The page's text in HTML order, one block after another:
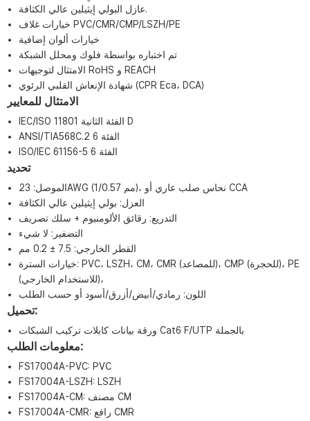
عازل البولي إيثيلين عالي الكثافة.
خيارات غلاف PVC/CMR/CMP/LSZH/PE
خيارات ألوان إضافية
تم اختباره بواسطة فلوك ومحلل الشبكة
الامتثال لتوجيهات RoHS و REACH
شهادة الإنعاش القلبي الرئوي (CPR Eca، DCA)
الامتثال للمعايير
IEC/ISO 11801 الفئة الثانية D
ANSI/TIA568C.2 الفئة 6
ISO/IEC 61156-5 الفئة 6
تحديد
الموصل: 23AWG (1/0.57 مم)، نحاس صلب عاري أو CCA
العزل: بولي إيثيلين عالي الكثافة
التدريع: رقائق الألومنيوم + سلك تصريف
التضفير: لا شيء
القطر الخارجي: 7.5 ± 0.2 مم
خيارات السترة: PVC، LSZH، CM، CMR (للمصاعد)، CMP (للحجرة)، PE
(للاستخدام الخارجي)،
اللون: رمادي/أبيض/أزرق/أسود أو حسب الطلب
تحميل:
ورقة بيانات كابلات تركيب الشبكات Cat6 F/UTP بالجملة
معلومات الطلب:
FS17004A-PVC: PVC
FS17004A-LSZH: LSZH
FS17004A-CM: مصنف CM
FS17004A-CMR: رافع CMR